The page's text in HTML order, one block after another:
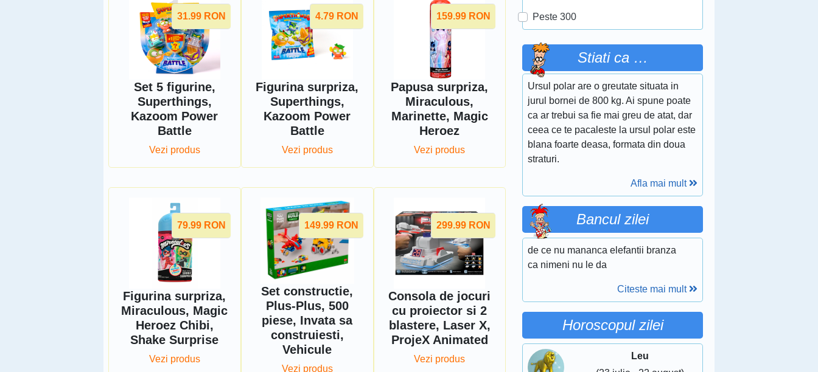
31.99 RON
Set 5 figurine,
Superthings,
Kazoom Power
Battle
Vezi produs
4.79 RON
Figurina surpriza,
Superthings,
Kazoom Power
Battle
Vezi produs
159.99 RON
Papusa surpriza,
Miraculous,
Marinette, Magic
Heroez
Vezi produs
79.99 RON
Figurina surpriza,
Miraculous, Magic
Heroez Chibi,
Shake Surprise
Vezi produs
149.99 RON
Set constructie,
Plus-Plus, 500
piese, Invata sa
construiesti,
Vehicule
Vezi produs
299.99 RON
Consola de jocuri
cu proiector si 2
blastere, Laser X,
ProjeX Animated
Vezi produs
Peste 300
Stiati ca …
Ursul polar are o greutate situata in
jurul bornei de 800 kg. Ai spune poate
ca ar trebui sa fie mai greu de atat, dar
ceea ce te pacaleste la ursul polar este
blana foarte deasa, formata din doua
straturi.
Afla mai mult
Bancul zilei
de ce nu mananca elefantii branza
ca nimeni nu le da
Citeste mai mult
Horoscopul zilei
Leu